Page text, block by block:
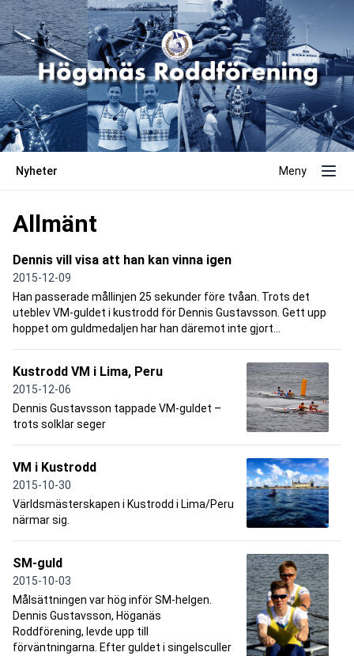
Nyheter Meny
Allmänt
Dennis vill visa att han kan vinna igen
2015-12-09
Han passerade mållinjen 25 sekunder före tvåan. Trots det
uteblev VM-guldet i kustrodd för Dennis Gustavsson. Gett upp
hoppet om guldmedaljen har han däremot inte gjort...
Kustrodd VM i Lima, Peru
2015-12-06
Dennis Gustavsson tappade VM-guldet –
trots solklar seger
VM i Kustrodd
2015-10-30
Världsmästerskapen i Kustrodd i Lima/Peru
närmar sig.
SM-guld
2015-10-03
Målsättningen var hög inför SM-helgen.
Dennis Gustavsson, Höganäs
Roddförening, levde upp till
förväntningarna. Efter guldet i singelsculler